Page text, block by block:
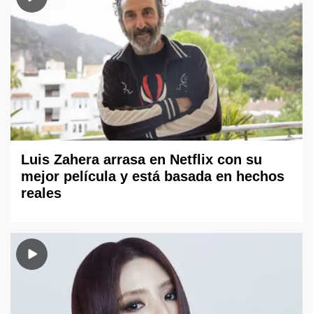
Luis Zahera arrasa en Netflix con su
mejor película y está basada en hechos
reales